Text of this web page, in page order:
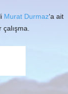
Murat Durmaz‘a ait